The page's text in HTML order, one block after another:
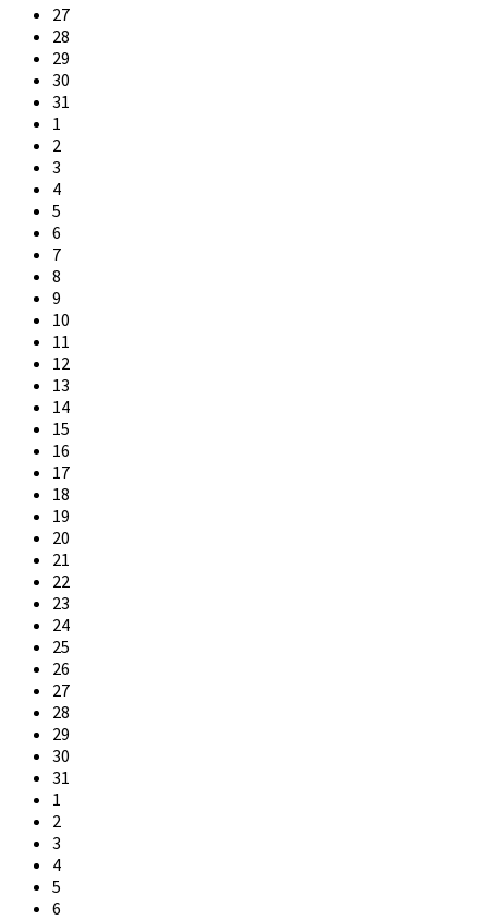
Skip
calendar
days
27
28
29
30
31
1
2
3
4
5
6
7
8
9
10
11
12
13
14
15
16
17
18
19
20
21
22
23
24
25
26
27
28
29
30
31
1
2
3
4
5
6